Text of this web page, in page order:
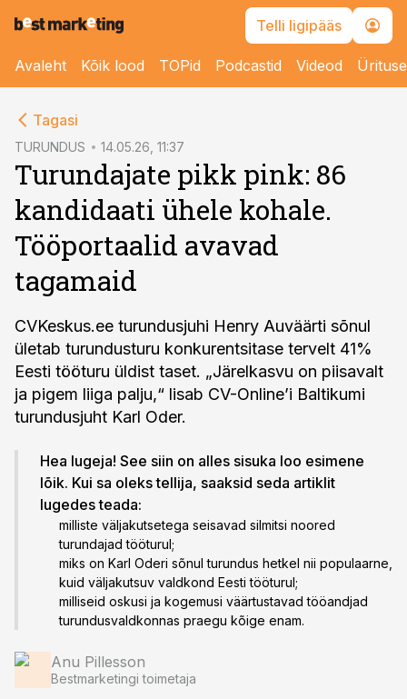
Telli ligipääs
Avaleht Kõik lood TOPid Podcastid Videod
Tagasi
TURUNDUS 14.05.26, 11:37
Turundajate pikk pink: 86
kandidaati ühele kohale.
Tööportaalid avavad
tagamaid
CVKeskus.ee turundusjuhi Henry Auväärti sõnul
ületab turundusturu konkurentsitase tervelt 41%
Eesti tööturu üldist taset. „Järelkasvu on piisavalt
ja pigem liiga palju,“ lisab CV-Online’i Baltikumi
turundusjuht Karl Oder.
Hea lugeja! See siin on alles sisuka loo esimene
lõik. Kui sa oleks tellija, saaksid seda artiklit
lugedes teada:
milliste väljakutsetega seisavad silmitsi noored
turundajad tööturul;
miks on Karl Oderi sõnul turundus hetkel nii populaarne,
kuid väljakutsuv valdkond Eesti tööturul;
milliseid oskusi ja kogemusi väärtustavad tööandjad
turundusvaldkonnas praegu kõige enam.
Anu Pillesson
Bestmarketingi toimetaja